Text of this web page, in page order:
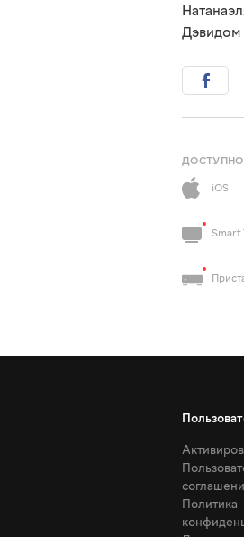
iOS
Smart
Политика